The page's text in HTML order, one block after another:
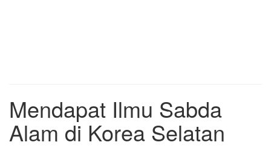
Mendapat Ilmu Sabda
Alam di Korea Selatan